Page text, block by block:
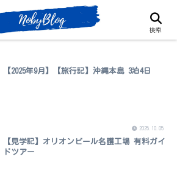
【2025年9月】【旅行記】沖縄本島 3泊4日
2025.10.05
【見学記】オリオンビール名護工場 有料ガイ
ドツアー
検索